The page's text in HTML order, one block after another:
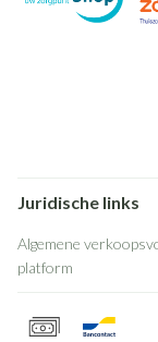
Juridische links
Algemene
platform